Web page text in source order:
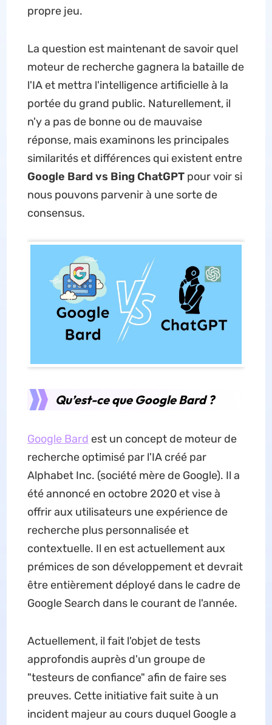
propre jeu.
La question est maintenant de savoir quel
moteur de recherche gagnera la bataille de
l'IA et mettra l'intelligence artificielle à la
portée du grand public. Naturellement, il
n'y a pas de bonne ou de mauvaise
réponse, mais examinons les principales
similarités et différences qui existent entre
Google Bard vs Bing ChatGPTpour voir si
nous pouvons parvenir à une sorte de
consensus.
Qu’est-ce que Google Bard ?
Google Bard est un concept de moteur de
recherche optimisé par l'IA créé par
Alphabet Inc. (société mère de Google). Il a
été annoncé en octobre 2020 et vise à
offrir aux utilisateurs une expérience de
recherche plus personnalisée et
contextuelle. Il en est actuellement aux
prémices de son développement et devrait
être entièrement déployé dans le cadre de
Google Search dans le courant de l'année.
Actuellement, il fait l'objet de tests
approfondis auprès d'un groupe de
"testeurs de confiance" afin de faire ses
preuves. Cette initiative fait suite à un
incident majeur au cours duquel Google a